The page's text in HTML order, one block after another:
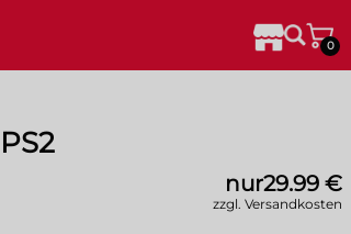
0
nur29.99 €
zzgl. Versandkosten